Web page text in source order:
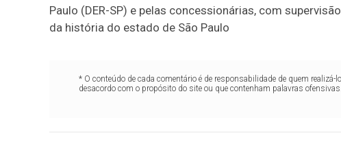
Paulo (DER-SP) e pelas concessionárias, com
da história do estado de São Paulo
* O conteúdo de cada comentário é de responsabilidade de quem
desacordo com o propósito do site ou que contenham palavras ofensivas.